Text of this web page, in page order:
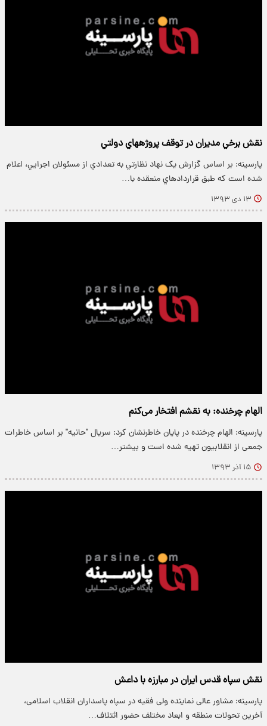
نقش برخي مديران در توقف پروژه‎هاي دولتي
پارسینه: بر اساس گزارش يک نهاد نظارتي به تعدادي از مسئولان اجرايي، اعلام
شده است که طبق قراردادهاي منعقده با…
۱۳ دی ۱۳۹۳
الهام چرخنده: به نقشم افتخار می‌کنم
پارسینه: الهام چرخنده در پایان خاطرنشان کرد: سریال "حانیه" بر اساس خاطرات
جمعی از انقلابیون تهیه شده است و بیشتر…
۱۵ آذر ۱۳۹۳
نقش سپاه قدس ایران در مبارزه با داعش
پارسینه: مشاور عالی نماینده ولی فقیه در سپاه پاسداران انقلاب اسلامی،
آخرین تحولات منطقه و ابعاد مختلف حضور ائتلاف…